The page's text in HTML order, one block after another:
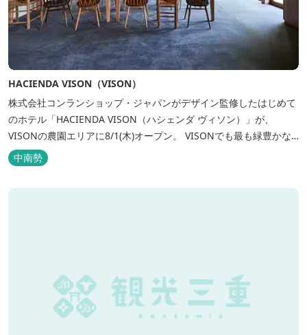
HACIENDA VISON（VISON）
株式会社コンランショップ・ジャパンがデザイン監修したはじめて
のホテル「HACIENDA VISON（ハシェンダ ヴィソン）」が、
VISONの農園エリアに8/1(木)オープン。 VISONでも最も緑豊かな
農園エリアに建つHACIENDA VISON。 ホテル名
の“HACIENDA”は、スペイン語で荘園の主の館を...
中南勢